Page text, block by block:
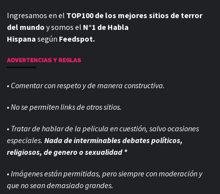
Ingresamos en el TOP100 de los mejores sitios de terror
del mundo y somos el N°1 de Habla
Hispana según Feedspot.
ADVERTENCIAS Y REGLAS
• Comentar con respeto y de manera constructiva.
• No se permiten links de otros sitios.
• Tratar de hablar de la pelicula en cuestión, salvo ocasiones
especiales. Nada de interminables debates políticos,
religiosos, de genero o sexualidad *
• Imágenes están permitidas, pero siempre conmoderación y
que no sean demasiado grandes.